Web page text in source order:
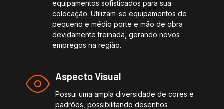
equipamentos sofisticados para sua
colocação. Utilizam-se equipamentos de
pequeno e médio porte e mão de obra
devidamente treinada, gerando novos
empregos na região.
Aspecto Visual
Possui uma ampla diversidade de cores e
padrões, possibilitando desenhos